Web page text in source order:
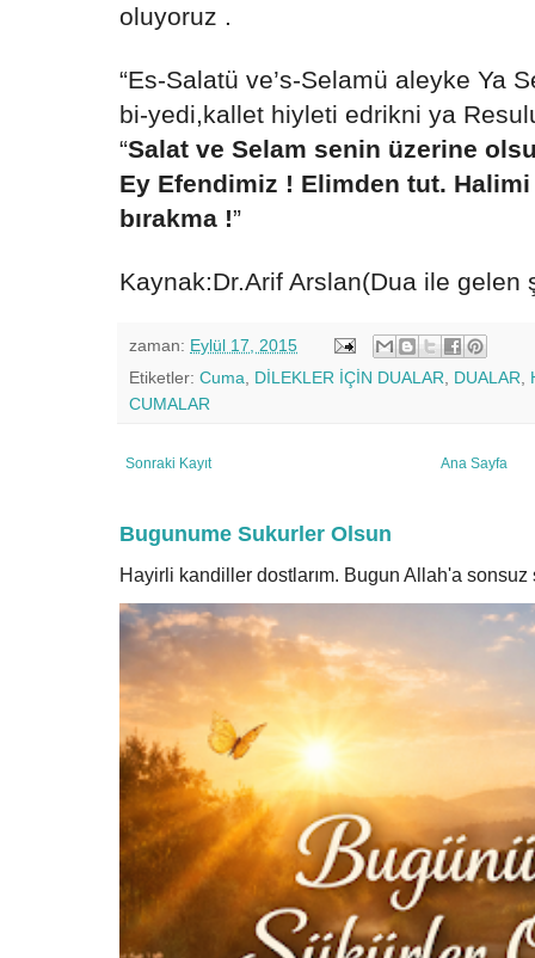
oluyoruz .
“Es-Salatü ve’s-Selamü aleyke Ya
bi-yedi,kallet hiyleti edrikni ya
“Salat ve Selam senin üzerine
Ey Efendimiz ! Elimden tut.
bırakma !”
Kaynak:Dr.Arif Arslan(Dua ile gelen
zaman: Eylül 17, 2015
Etiketler: Cuma DİLEKLER İÇİN DUALAR DUALAR
CUMALAR
Sonraki Kayıt Ana Sayfa
Bugunume Sukurler Olsun
Hayirli kandiller dostlarım. Bugun Allah'a